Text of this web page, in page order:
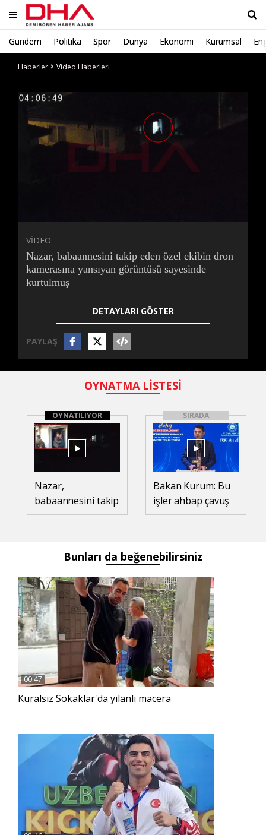
Gündem Politika Spor Dünya Ekonomi Kurumsal
Haberler
Video Haberleri
0%
0%
VİDEO
Nazar, babaannesini takip eden özel ekibin dron
kamerasına yansıyan görüntüsü sayesinde
kurtulmuş
DETAYLARI GÖSTER
PAYLAŞ
OYNATMA LİSTESİ
OYNATILIYOR
Nazar,
babaannesini takip
eden özel ekibin
görüntüsü
sayesinde
kurtulmuş
SIRADA
Bakan Kurum: Bu
işler ahbap çavuş
ilişkisiyle yürümez
Bunları da beğenebilirsiniz
00:47
Kuralsız Sokaklar'da yılanlı macera